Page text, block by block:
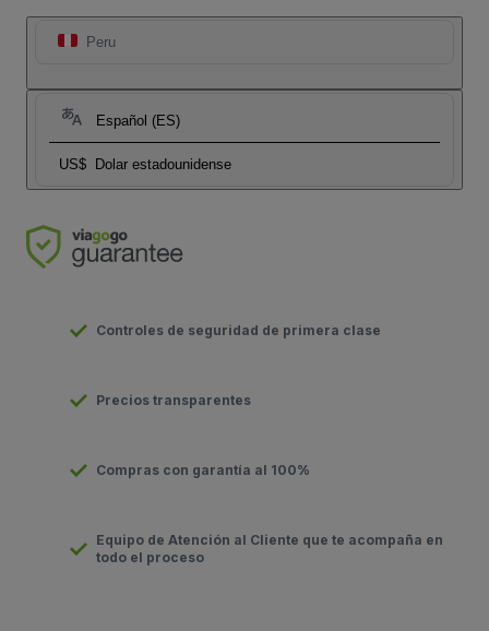
Peru
Español (ES)
US$ Dolar estadounidense
Controles de seguridad de primera clase
Precios transparentes
Compras con garantía al 100%
Equipo de Atención al Cliente que te acompaña en
todo el proceso